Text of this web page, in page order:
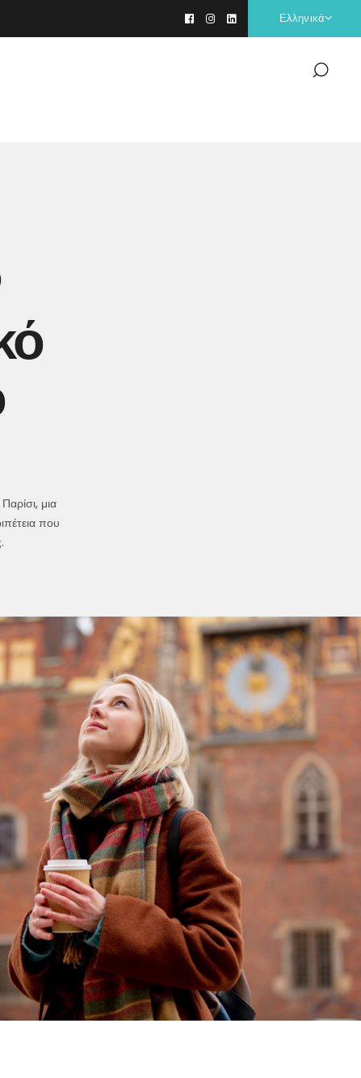
Ελληνικά
μια
που